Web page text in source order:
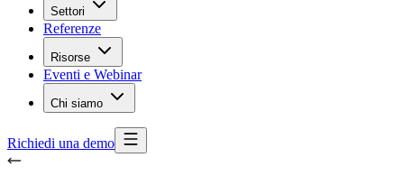
Settori
Referenze
Risorse
Eventi e Webinar
Chi siamo
Richiedi una demo